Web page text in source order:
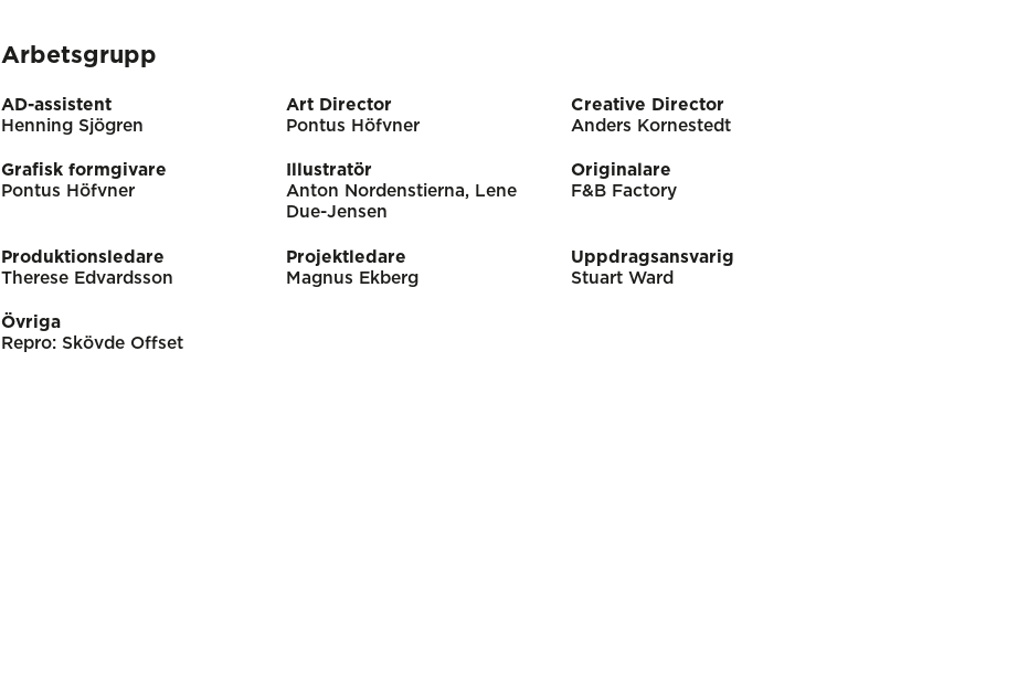
Arbetsgrupp
AD-assistent
Henning Sjögren
Art Director
Pontus Höfvner
Creative Director
Anders Kornestedt
Grafisk formgivare
Pontus Höfvner
Illustratör
Anton Nordenstierna, Lene
Due-Jensen
Originalare
F&B Factory
Produktionsledare
Therese Edvardsson
Projektledare
Magnus Ekberg
Uppdragsansvarig
Stuart Ward
Övriga
Repro: Skövde Offset